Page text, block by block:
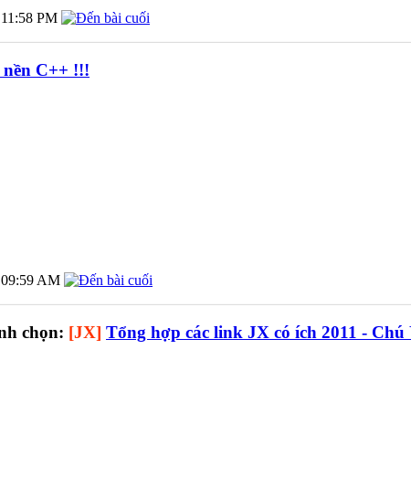
11:58 PM
C++ !!!
09:59 AM
chọn: [JX] Tổng hợp các link JX có ích 2011 - Chú